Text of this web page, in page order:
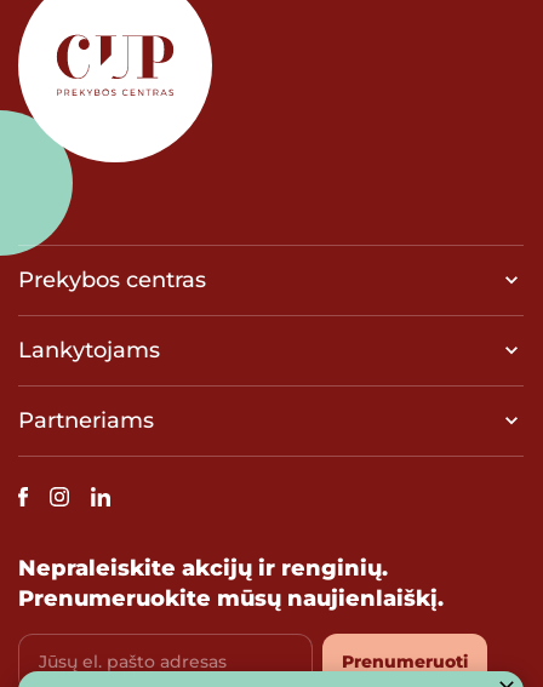
Prekybos centras
Lankytojams
Partneriams
Nepraleiskite akcijų ir renginių.
Prenumeruokite mūsų naujienlaiškį.
Jūsų el. pašto adresas Prenumeruoti